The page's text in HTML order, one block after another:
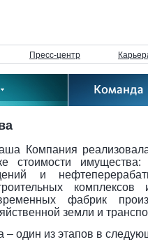
Пресс-центр
Компания
стоимости
и
фабрик
земли и
– один из этапов в